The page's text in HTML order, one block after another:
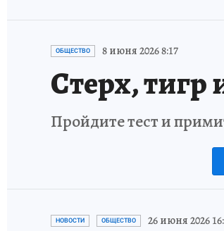
ОБЩЕСТВО 8 июня 2026 8:17
Стерх,
Пройдите тест и
НОВОСТИ ОБЩЕСТВО 26 июня 2026